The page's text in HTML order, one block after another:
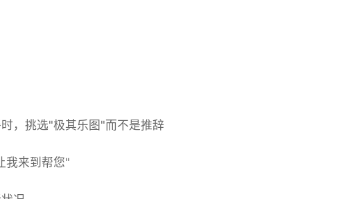
，挑选"极其乐图"而不是推辞
我来到帮您"